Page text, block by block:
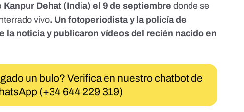
Kanpur Dehat (India) el 9 de septiembredonde se
vivo. Unfotoperiodistay la policía de
la noticia y publicaron vídeos del recién nacido en
un bulo? Verifica en nuestro chatbot de
(+34 644 229 319)